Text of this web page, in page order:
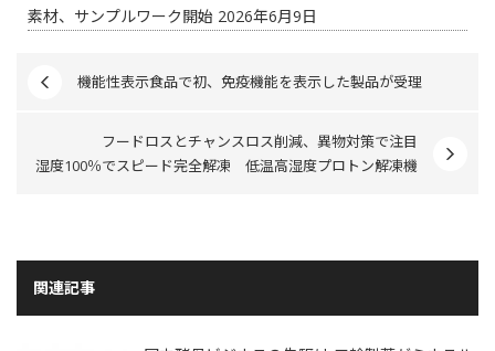
素材、サンプルワーク開始 2026年6月9日
機能性表示食品で初、免疫機能を表示した製品が受理
フードロスとチャンスロス削減、異物対策で注目
湿度100％でスピード完全解凍 低温高湿度プロトン解凍機
関連記事